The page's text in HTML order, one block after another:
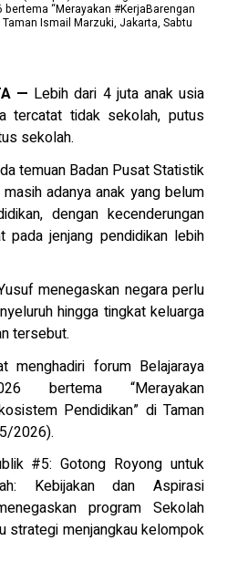
“Merayakan #KerjaBarengan
Ismail Marzuki, Jakarta, Sabtu
— Lebih dari 4 juta anak usia
tercatat tidak sekolah, putus
sekolah.
temuan Badan Pusat Statistik
adanya anak yang belum
dengan kecenderungan
pada jenjang pendidikan lebih
menegaskan negara perlu
hingga tingkat keluarga
tersebut.
menghadiri forum Belajaraya
bertema “Merayakan
Pendidikan” di Taman
2026).
#5: Gotong Royong untuk
Kebijakan dan Aspirasi
program Sekolah
strategi menjangkau kelompok